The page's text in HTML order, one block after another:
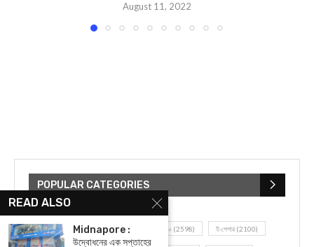
August 11, 2022
POPULAR CATEGORIES
UNCATEGORIZED(107) আজকের সেরা ১০ (2598) ই-পেপার (2100)
READ ALSO
Midnapore :
উদ্বোধনের এক সপ্তাহের